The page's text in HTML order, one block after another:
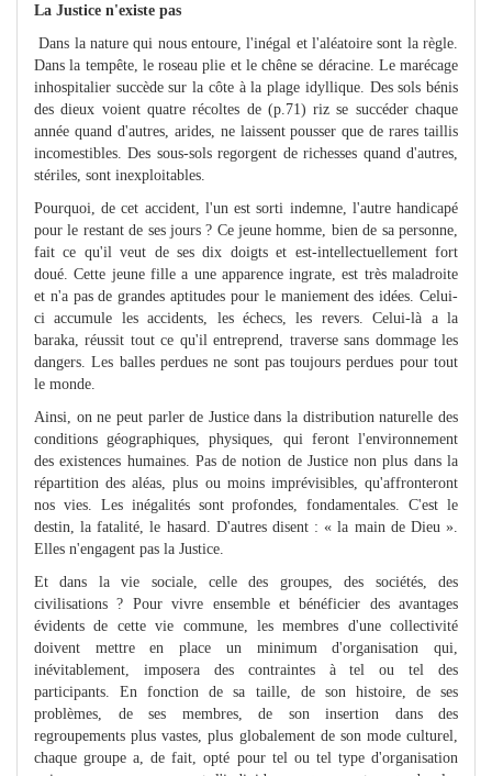
La Justice n'existe pas
Dans la nature qui nous entoure, l'inégal et l'aléatoire sont la règle.
Dans la tempête, le roseau plie et le chêne se déracine. Le marécage
inhospitalier succède sur la côte à la plage idyllique. Des sols bénis
des dieux voient quatre récoltes de (p.71) riz se succéder chaque
année quand d'autres, arides, ne laissent pousser que de rares taillis
incomestibles. Des sous-sols regorgent de richesses quand d'autres,
stériles, sont inexploitables.
Pourquoi, de cet accident, l'un est sorti indemne, l'autre handicapé
pour le restant de ses jours ? Ce jeune homme, bien de sa personne,
fait ce qu'il veut de ses dix doigts et est-intellectuellement fort
doué. Cette jeune fille a une apparence ingrate, est très maladroite
et n'a pas de grandes aptitudes pour le maniement des idées. Celui-
ci accumule les accidents, les échecs, les revers. Celui-là a la
baraka, réussit tout ce qu'il entreprend, traverse sans dommage les
dangers. Les balles perdues ne sont pas toujours perdues pour tout
le monde.
Ainsi, on ne peut parler de Justice dans la distribution naturelle des
conditions géographiques, physiques, qui feront l'environnement
des existences humaines. Pas de notion de Justice non plus dans la
répartition des aléas, plus ou moins imprévisibles, qu'affronteront
nos vies. Les inégalités sont profondes, fondamentales. C'est le
destin, la fatalité, le hasard. D'autres disent : « la main de Dieu ».
Elles n'engagent pas la Justice.
Et dans la vie sociale, celle des groupes, des sociétés, des
civilisations ? Pour vivre ensemble et bénéficier des avantages
évidents de cette vie commune, les membres d'une collectivité
doivent mettre en place un minimum d'organisation qui,
inévitablement, imposera des contraintes à tel ou tel des
participants. En fonction de sa taille, de son histoire, de ses
problèmes, de ses membres, de son insertion dans des
regroupements plus vastes, plus globalement de son mode culturel,
chaque groupe a, de fait, opté pour tel ou tel type d'organisation